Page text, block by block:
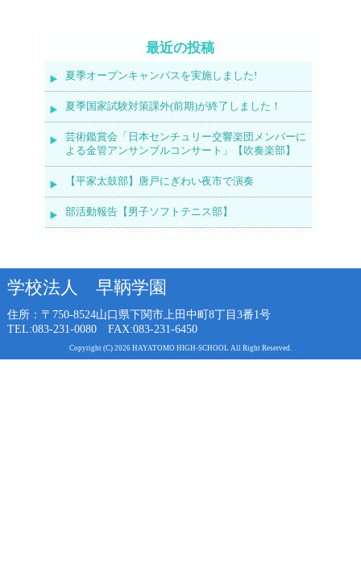
最近の投稿
夏季オープンキャンパスを実施しました!
夏季国家試験対策課外(前期)が終了しました！
芸術鑑賞会「日本センチュリー交響楽団メンバーに
よる金管アンサンブルコンサート」【吹奏楽部】
【平家太鼓部】唐戸にぎわい夜市で演奏
部活動報告【男子ソフトテニス部】
学校法人 早鞆学園
住所：〒750-8524山口県下関市上田中町8丁目3番1号
TEL:083-231-0080 FAX:083-231-6450
Copyright (C) 2026 HAYATOMO HIGH-SCHOOL All Right Reserved.